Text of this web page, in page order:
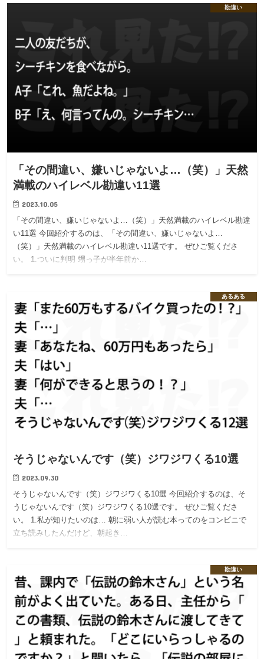
勘違い
「その間違い、嫌いじゃないよ…（笑）」天然
満載のハイレベル勘違い11選
2023.10.05
「その間違い、嫌いじゃないよ…（笑）」天然満載のハイレベル勘違
い11選 今回紹介するのは、「その間違い、嫌いじゃないよ…
（笑）」天然満載のハイレベル勘違い11選です。 ぜひご覧くださ
い。 1.ついに判明 甥っ子が半年前か…
あるある
そうじゃないんです（笑）ジワジワくる10選
2023.09.30
そうじゃないんです（笑）ジワジワくる10選 今回紹介するのは、そ
うじゃないんです（笑）ジワジワくる10選です。 ぜひご覧くださ
い。 1.私が知りたいのは… 朝に弱い人が読む本ってのをコンビニで
立ち読みしたんだけど、朝起き…
勘違い